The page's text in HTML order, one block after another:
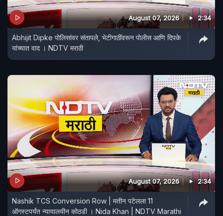
August 07, 2026 2:34
Abhijit Dipke पोलिसांवर संतापले, भेटीगाठींवरून पोलीस आणि दिपके
यांच्यात वाद । NDTV मराठी
August 07, 2026 2:34
Nashik TCS Conversion Row | मतीन पटेलला 11
ऑगस्टपर्यंत न्यायालयीन कोठडी । Nida Khan | NDTV Marathi